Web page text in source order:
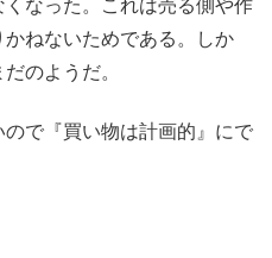
なった。これは売る側や作
ねないためである。しか
のようだ。
で『買い物は計画的』にで